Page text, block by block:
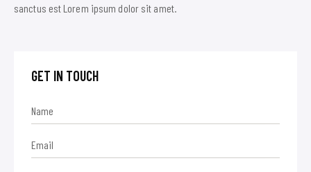
sanctus est Lorem ipsum dolor sit amet.
GET IN TOUCH